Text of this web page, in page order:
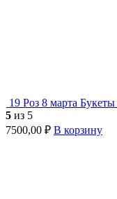
19 Роз 8 марта Букеты
5 из 5
7500,00 ₽ В корзину